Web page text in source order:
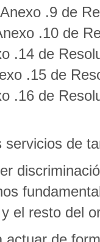
.9 de
.10 de
.14 de
.15 de
.16 de
de
el resto del